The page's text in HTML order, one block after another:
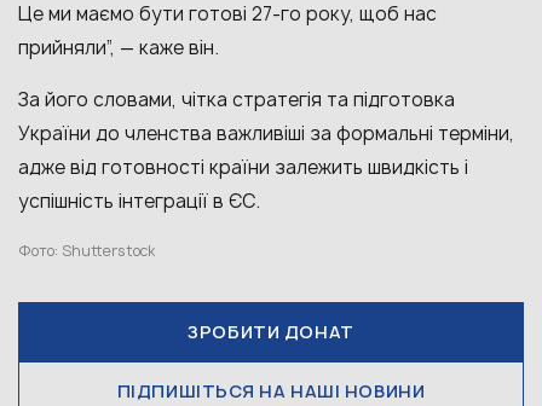
Це ми маємо бути готові 27-го року, щоб нас
прийняли”, — каже він.
За його словами, чітка стратегія та підготовка
України до членства важливіші за формальні терміни,
адже від готовності країни залежить швидкість і
успішність інтеграції в ЄС.
Фото: Shutterstock
ЗРОБИТИ ДОНАТ
ПІДПИШІТЬСЯ НА НАШІ НОВИНИ